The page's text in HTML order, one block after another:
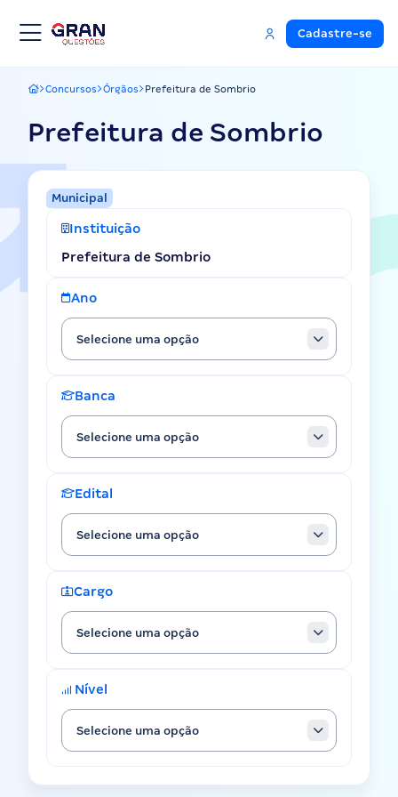
Cadastre-se
Gran Questões
Concursos Órgãos Prefeitura de Sombrio
Prefeitura de Sombrio
Municipal
Instituição
Prefeitura de Sombrio
Ano
Selecione uma opção
Banca
Selecione uma opção
Edital
Selecione uma opção
Cargo
Selecione uma opção
Nível
Selecione uma opção